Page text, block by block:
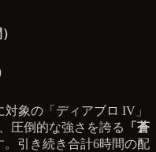
象の「ディアブロ IV」
圧倒的な強さを誇る
「蒼
。引き続き合計6時間の配